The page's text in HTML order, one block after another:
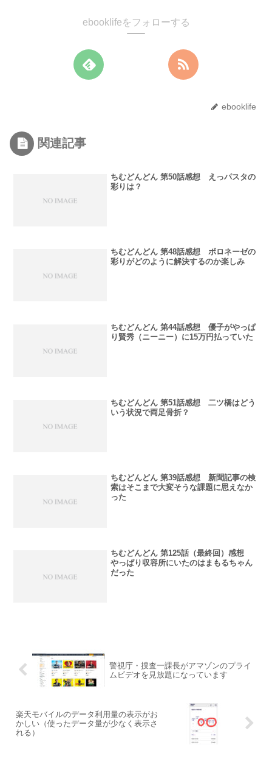
ebooklifeをフォローする
ebooklife
関連記事
ちむどんどん 第50話感想 えっパスタの
彩りは？
ちむどんどん 第48話感想 ボロネーゼの
彩りがどのように解決するのか楽しみ
ちむどんどん 第44話感想 優子がやっぱ
り賢秀（ニーニー）に15万円払っていた
ちむどんどん 第51話感想 二ツ橋はどう
いう状況で両足骨折？
ちむどんどん 第39話感想 新聞記事の検
索はそこまで大変そうな課題に思えなか
った
ちむどんどん 第125話（最終回）感想
やっぱり収容所にいたのはまもるちゃん
だった
警視庁・捜査一課長がアマゾンのプライ
ムビデオを見放題になっています
楽天モバイルのデータ利用量の表示がお
かしい（使ったデータ量が少なく表示さ
れる）